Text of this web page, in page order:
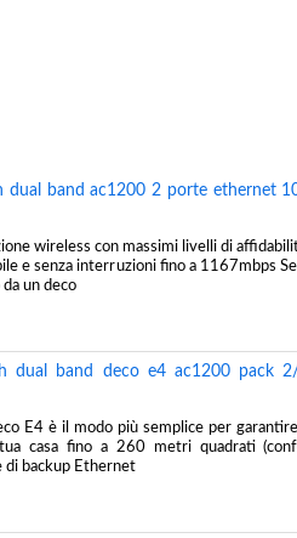
dual band ac1200 2 porte ethernet
wireless con massimi livelli di
e senza interruzioni fino a 1167mbps
un deco
dual band deco e4 ac1200 pack
E4 è il modo più semplice per
casa fino a 260 metri quadrati
di backup Ethernet